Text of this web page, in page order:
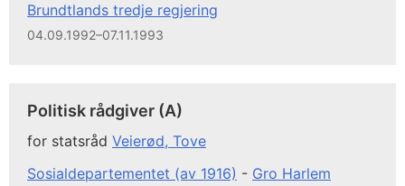
Brundtlands tredje regjering
04.09.1992–07.11.1993
Politisk rådgiver (A)
for statsråd Veierød, Tove
Sosialdepartementet (av 1916) - Gro Harlem